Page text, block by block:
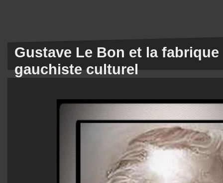
Gustave Le Bon et la
gauchiste culturel